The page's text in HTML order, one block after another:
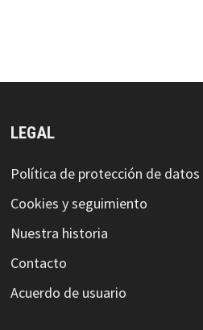
LEGAL
Política de protección de datos
Cookies y seguimiento
Nuestra historia
Contacto
Acuerdo de usuario